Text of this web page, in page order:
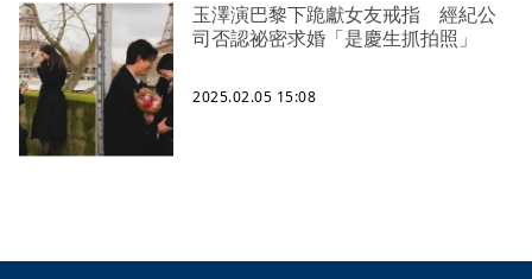
玉澤演巴黎下跪獻女友戒指 經紀公
司否認祕密求婚「是慶生抓拍照」
2025.02.05 15:08